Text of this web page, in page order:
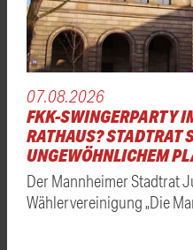
07.08.2026
FKK-SWINGERPARTY
RATHAUS? STADTRAT
UNGEWÖHNLICHEM
Der Mannheimer Stadtrat
Wählervereinigung „Die